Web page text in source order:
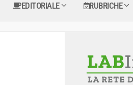
EDITORIALE RUBRICHE